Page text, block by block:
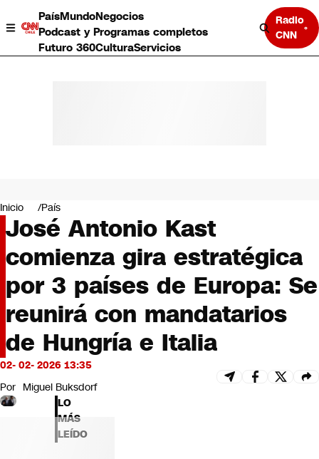
PaísMundoNegocios
Podcast y Programas completos
Futuro 360CulturaServicios
Radio
CNN
Negocios
Deportes
Programas completos
Cultura
Servicios
Bits
CNN tiempo
Futuro 360
Opinión
Inicio País
José Antonio Kast
comienza gira estratégica
por 3 países de Europa: Se
reunirá con mandatarios
de Hungría e Italia
02- 02- 2026 13:35
Por Miguel Buksdorf
LO
MÁS
LEÍDO